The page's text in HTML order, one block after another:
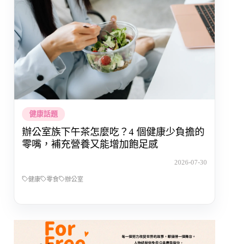
健康話題
辦公室族下午茶怎麼吃？4 個健康少負擔的
零嘴，補充營養又能增加飽足感
2026-07-30
健康 零食 辦公室